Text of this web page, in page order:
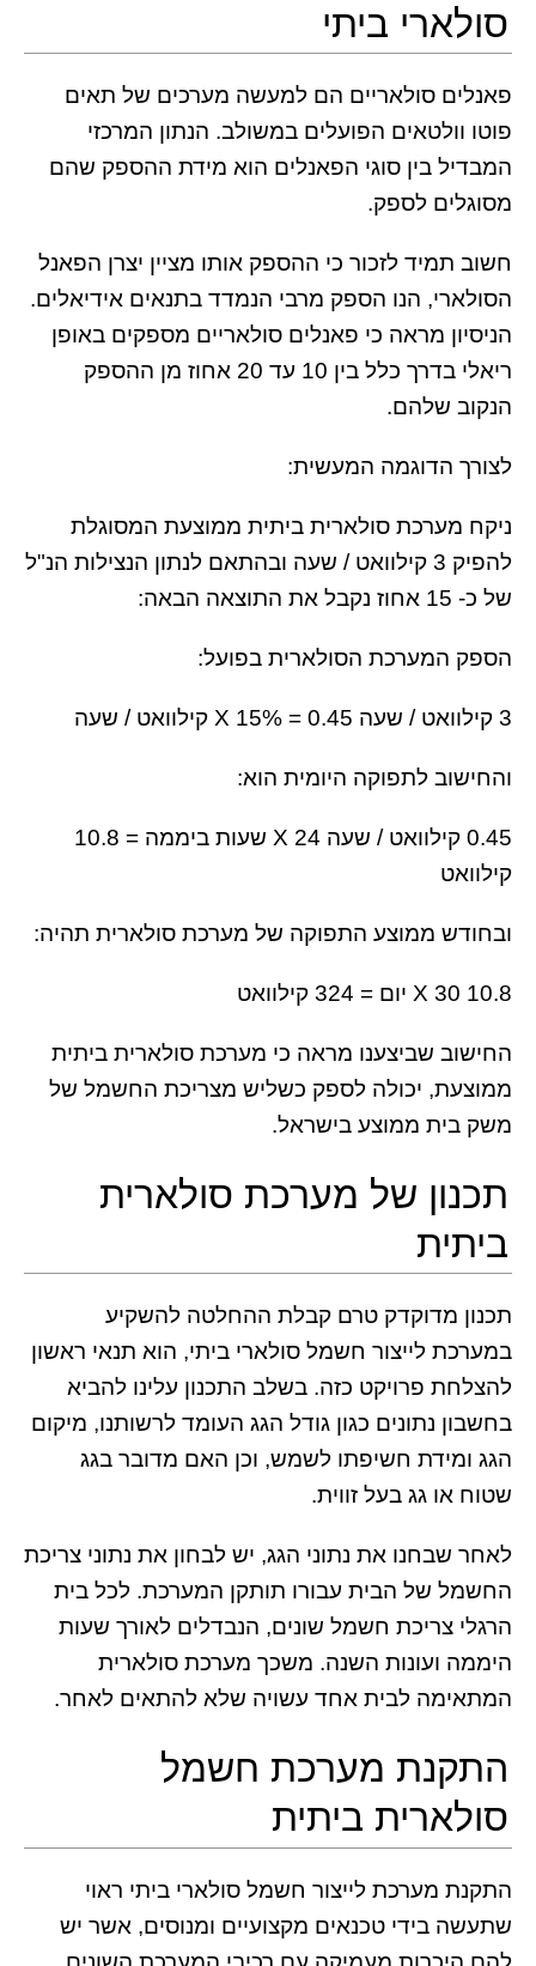
סולארי ביתי
פאנלים סולאריים הם למעשה מערכים של תאים
פוטו וולטאים הפועלים במשולב. הנתון המרכזי
המבדיל בין סוגי הפאנלים הוא מידת ההספק שהם
מסוגלים לספק.
חשוב תמיד לזכור כי ההספק אותו מציין יצרן הפאנל
הסולארי, הנו הספק מרבי הנמדד בתנאים אידיאלים.
הניסיון מראה כי פאנלים סולאריים מספקים באופן
ריאלי בדרך כלל בין 10 עד 20 אחוז מן ההספק
הנקוב שלהם.
לצורך הדוגמה המעשית:
ניקח מערכת סולארית ביתית ממוצעת המסוגלת
להפיק 3 קילוואט / שעה ובהתאם לנתון הנצילות הנ"ל
של כ- 15 אחוז נקבל את התוצאה הבאה:
הספק המערכת הסולארית בפועל:
3 קילוואט / שעה X 15% = 0.45 קילוואט / שעה
והחישוב לתפוקה היומית הוא:
0.45 קילוואט / שעה X 24 שעות ביממה = 10.8
קילוואט
ובחודש ממוצע התפוקה של מערכת סולארית תהיה:
10.8 X 30 יום = 324 קילוואט
החישוב שביצענו מראה כי מערכת סולארית ביתית
ממוצעת, יכולה לספק כשליש מצריכת החשמל של
משק בית ממוצע בישראל.
תכנון של מערכת סולארית
ביתית
תכנון מדוקדק טרם קבלת ההחלטה להשקיע
במערכת לייצור חשמל סולארי ביתי, הוא תנאי ראשון
להצלחת פרויקט כזה. בשלב התכנון עלינו להביא
בחשבון נתונים כגון גודל הגג העומד לרשותנו, מיקום
הגג ומידת חשיפתו לשמש, וכן האם מדובר בגג
שטוח או גג בעל זווית.
לאחר שבחנו את נתוני הגג, יש לבחון את נתוני צריכת
החשמל של הבית עבורו תותקן המערכת. לכל בית
הרגלי צריכת חשמל שונים, הנבדלים לאורך שעות
היממה ועונות השנה. משכך מערכת סולארית
המתאימה לבית אחד עשויה שלא להתאים לאחר.
התקנת מערכת חשמל
סולארית ביתית
התקנת מערכת לייצור חשמל סולארי ביתי ראוי
שתעשה בידי טכנאים מקצועיים ומנוסים, אשר יש